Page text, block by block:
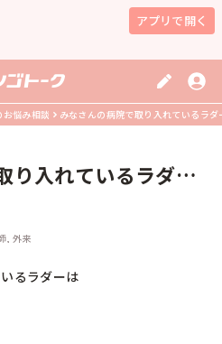
アプリで開く
お悩み相談 みなさんの病院で取り入れているラ
り入れているラダー
, 外来
るラダーは